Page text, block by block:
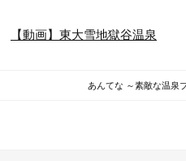
【動画】東大雪地獄谷温泉
あんてな ～素敵な温泉